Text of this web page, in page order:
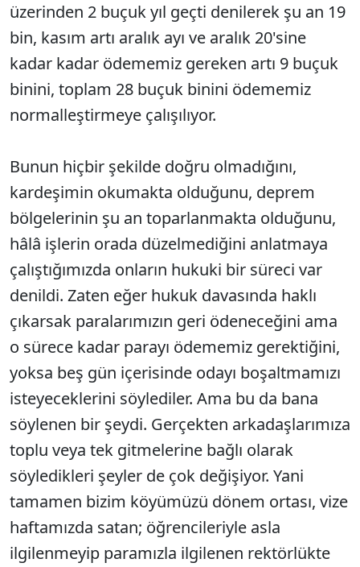
üzerinden 2 buçuk yıl geçti denilerek şu an 19
bin, kasım artı aralık ayı ve aralık 20'sine
kadar kadar ödememiz gereken artı 9 buçuk
binini, toplam 28 buçuk binini ödememiz
normalleştirmeye çalışılıyor.
Bunun hiçbir şekilde doğru olmadığını,
kardeşimin okumakta olduğunu, deprem
bölgelerinin şu an toparlanmakta olduğunu,
hâlâ işlerin orada düzelmediğini anlatmaya
çalıştığımızda onların hukuki bir süreci var
denildi. Zaten eğer hukuk davasında haklı
çıkarsak paralarımızın geri ödeneceğini ama
o sürece kadar parayı ödememiz gerektiğini,
yoksa beş gün içerisinde odayı boşaltmamızı
isteyeceklerini söylediler. Ama bu da bana
söylenen bir şeydi. Gerçekten arkadaşlarımıza
toplu veya tek gitmelerine bağlı olarak
söyledikleri şeyler de çok değişiyor. Yani
tamamen bizim köyümüzü dönem ortası, vize
haftamızda satan; öğrencileriyle asla
ilgilenmeyip paramızla ilgilenen rektörlükte